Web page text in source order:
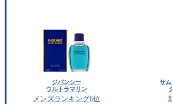
ジバンシー
ウルトラマリン
メンズランキング6位
サ